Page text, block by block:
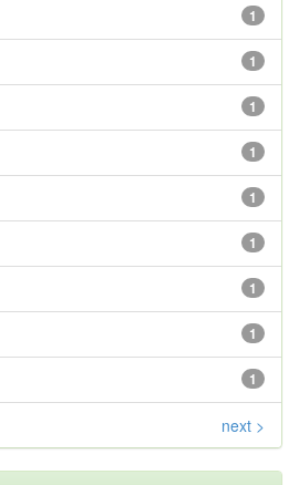
1
1
1
1
1
1
1
1
1
next >